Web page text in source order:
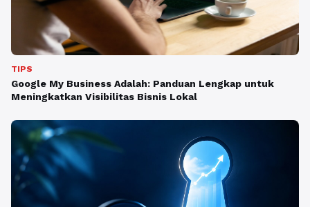
TIPS
Google My Business Adalah: Panduan Lengkap untuk
Meningkatkan Visibilitas Bisnis Lokal